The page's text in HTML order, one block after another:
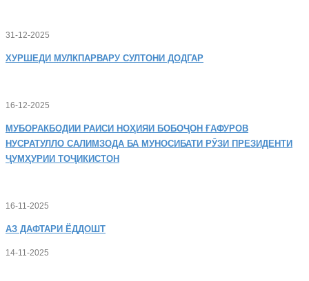
31-12-2025
ХУРШЕДИ МУЛКПАРВАРУ СУЛТОНИ ДОДГАР
16-12-2025
МУБОРАКБОДИИ РАИСИ НОҲИЯИ БОБОҶОН ҒАФУРОВ
НУСРАТУЛЛО САЛИМЗОДА БА МУНОСИБАТИ РӮЗИ ПРЕЗИДЕНТИ
ҶУМҲУРИИ ТОҶИКИСТОН
16-11-2025
АЗ ДАФТАРИ ЁДДОШТ
14-11-2025